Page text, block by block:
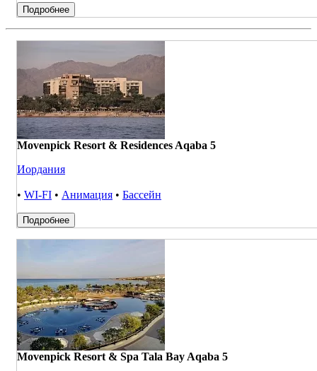
Подробнее
Movenpick Resort & Residences Aqaba 5
Иордания
• WI-FI • Анимация • Бассейн
Подробнее
Movenpick Resort & Spa Tala Bay Aqaba 5